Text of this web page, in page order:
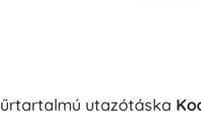
űrtartalmú utazótáska